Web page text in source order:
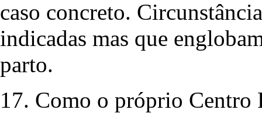
caso concreto.
indicadas mas que
parto.
17. Como o próprio Centro